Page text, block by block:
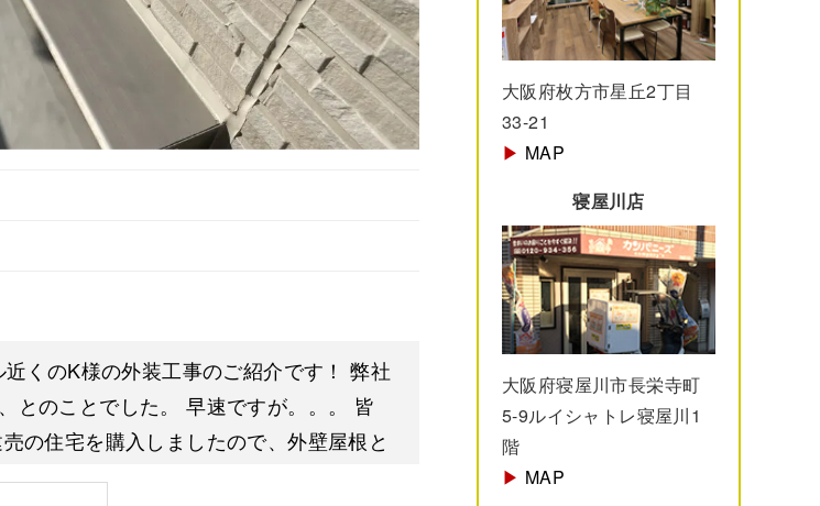
くのK様の外装工事のご紹介です！ 弊社
とのことでした。 早速ですが。。。 皆
の住宅を購入しましたので、外壁屋根と
大阪府枚方市星丘2丁目
33-21
▶︎ MAP
寝屋川店
大阪府寝屋川市長栄寺町
5-9ルイシャトレ寝屋川1
階
▶︎ MAP